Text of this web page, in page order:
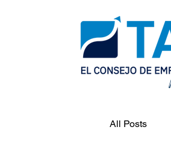
All Posts